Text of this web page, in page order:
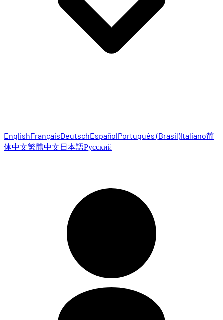
EnglishFrançaisDeutschEspañolPortuguês (Brasil)Italiano简
体中文繁體中文日本語Русский